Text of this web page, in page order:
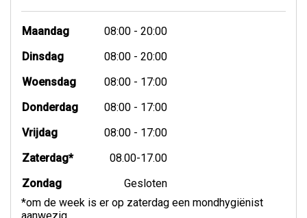
Maandag
08:00 - 20:00
Dinsdag
08:00 - 20:00
Woensdag
08:00 - 17:00
Donderdag
08:00 - 17:00
Vrijdag
08:00 - 17:00
Zaterdag*
08.00-17.00
Zondag
Gesloten
*om de week is er op zaterdag een mondhygiënist